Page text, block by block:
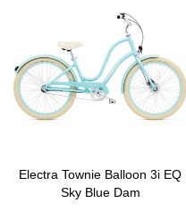
Electra Townie Balloon 3i EQ
Sky Blue Dam